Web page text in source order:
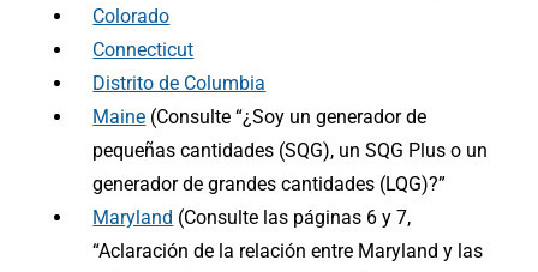
Colorado
Connecticut
Distrito de Columbia
Maine (Consulte “¿Soy un generador de
pequeñas cantidades (SQG), un SQG Plus o un
generador de grandes cantidades (LQG)?”
Maryland (Consulte las páginas 6 y 7,
“Aclaración de la relación entre Maryland y las